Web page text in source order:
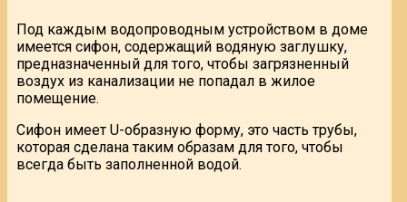
Под каждым водопроводным устройством в доме
имеется сифон, содержащий водяную заглушку,
предназначенный для того, чтобы загрязненный
воздух из канализации не попадал в жилое
помещение.
Сифон имеет U-образную форму, это часть трубы,
которая сделана таким образам для того, чтобы
всегда быть заполненной водой.